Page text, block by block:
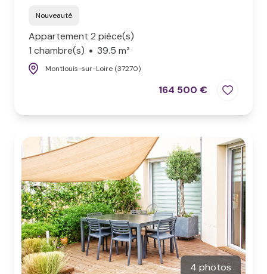
Nouveauté
Appartement 2 pièce(s)
1 chambre(s)
39.5 m²
Montlouis-sur-Loire (37270)
164 500 €
4 photos